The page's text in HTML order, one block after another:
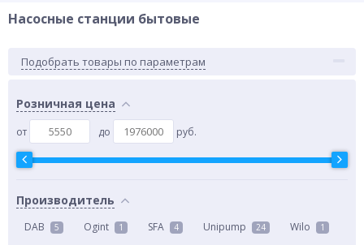
Насосные станции бытовые
Подобрать товары по параметрам
Розничная цена
от до руб.
Производитель
DAB 5 Ogint 1 SFA 4 Unipump 24 Wilo 1